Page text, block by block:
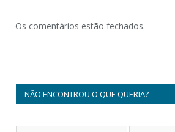
Os comentários estão fechados.
NÃO ENCONTROU O QUE QUERIA?